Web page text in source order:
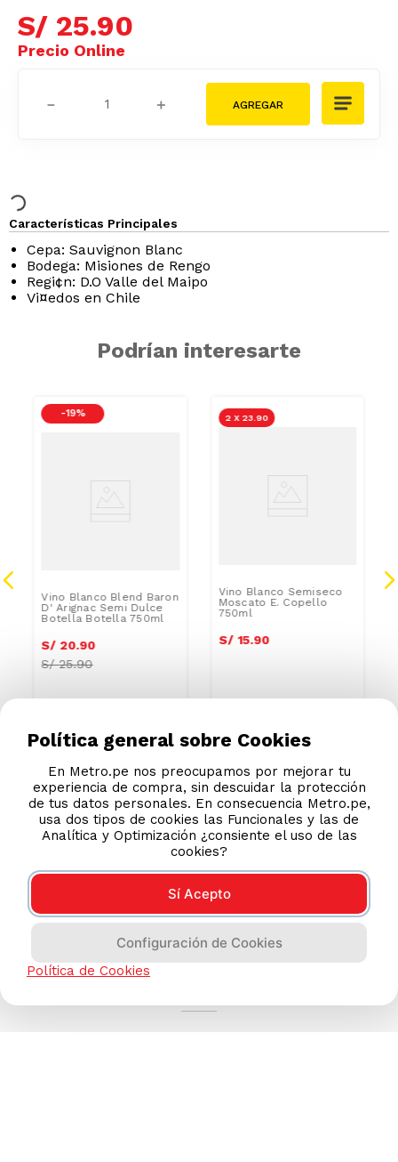
S/ 25.90
＋
－
Características Principales
Cepa: Sauvignon Blanc
Bodega: Misiones de Rengo
Regi¢n: D.O Valle del Maipo
Vi¤edos en Chile
Podrían interesarte
-19 %
Vino Blanco Blend Baron
D' Arignac Semi Dulce
Botella Botella 750ml
S/ 20.90
S/25.90
2 X 23.90
Vino Blanco Semiseco
Moscato E. Copello
750ml
S/ 15.90
Política general sobre Cookies
En Metro.pe nos preocupamos por mejorar tu
experiencia de compra, sin descuidar la protección
de tus datos personales. En consecuencia Metro.pe,
usa dos tipos de cookies las Funcionales y las de
Analítica y Optimización ¿consiente el uso de las
cookies?
Sí Acepto
Configuración de Cookies
Política de Cookies